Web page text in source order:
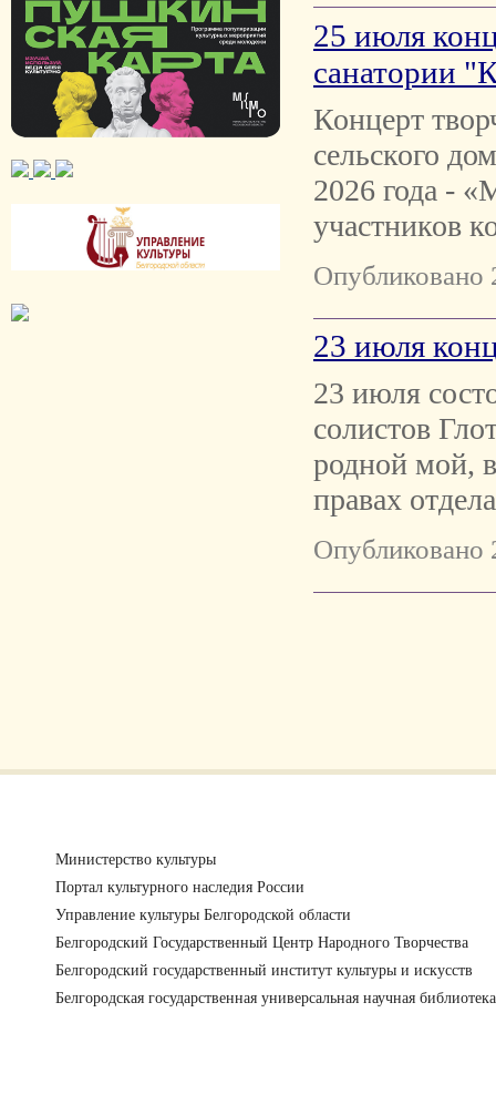
25 июля
санатории
Концерт
сельского
2026 года -
участников
Опубликовано
23 июля
23 июля
солистов
родной мой,
правах
Опубликовано
Министерство культуры
Портал культурного наследия России
Управление культуры Белгородской области
Белгородский Государственный Центр Народного Творчества
Белгородский государственный институт культуры и искусств
Белгородская государственная универсальная научная библиотека